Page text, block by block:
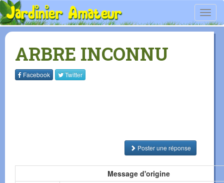
ARBRE INCONNU
Facebook Twitter
Poster une réponse
Message d'origine